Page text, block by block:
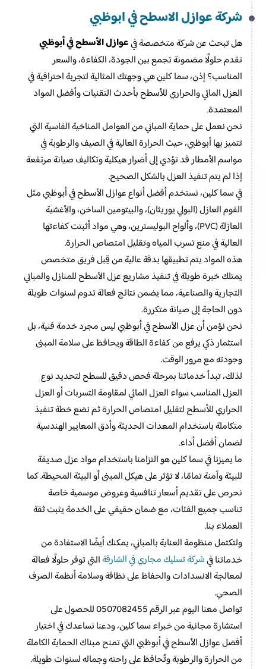
شركة عوازل الاسطح في ابوظبي
هل تبحث عن شركة متخصصة فيعوازل الأسطح في أبوظبي
تقدم حلولًا مضمونة تجمع بين الجودة، الكفاءة، والسعر
المناسب؟ إذن، سما كلين هي وجهتك المثالية لتجربة احترافية في
العزل المائي والحراري للأسطح بأحدث التقنيات وأفضل المواد
المعتمدة.
نحن نعمل على حماية المباني من العوامل المناخية القاسية التي
تتميز بها أبوظبي، حيث الحرارة العالية في الصيف والرطوبة في
مواسم الأمطار قد تؤدي إلى أضرار هيكلية وتكاليف صيانة مرتفعة
إذا لم يتم تنفيذ العزل بالشكل الصحيح.
في سما كلين، نستخدم أفضل أنواع عوازل الأسطح في أبوظبي مثل
الفوم العازل (البولي يوريثان)، والبيتومين الساخن، والأغشية
العازلة (PVC)، وألواح البوليسترين، وهي مواد أثبتت كفاءتها
العالية في منع تسرب المياه وتقليل امتصاص الحرارة.
هذه المواد يتم تطبيقها بدقة عالية من قِبل فريق متخصص
يمتلك خبرة طويلة في تنفيذ مشاريع عزل الأسطح للمنازل والمباني
التجارية والصناعية، مما يضمن نتائج فعالة تدوم لسنوات طويلة
دون الحاجة إلى صيانة متكررة.
نحن نؤمن أن عزل الأسطح في أبوظبي ليس مجرد خدمة فنية، بل
استثمار ذكي يرفع من كفاءة الطاقة ويحافظ على سلامة المبنى
وجودته مع مرور الوقت.
لذلك، تبدأ خدماتنا بمرحلة فحص دقيق للسطح لتحديد نوع
العزل المناسب سواء العزل المائي لمقاومة التسربات أو العزل
الحراري للأسطح لتقليل امتصاص الحرارة ثم نضع خطة تنفيذ
متكاملة باستخدام المعدات الحديثة وأدق المعايير الهندسية
لضمان أفضل أداء.
ما يميزنا في سما كلين هو التزامنا باستخدام مواد عزل صديقة
للبيئة وآمنة تمامًا، لا تؤثر على هيكل المبنى أو البيئة المحيطة. كما
نحرص على تقديم أسعار تنافسية وعروض موسمية خاصة
تناسب جميع الفئات، مع ضمان حقيقي على الخدمة يثبت ثقة
العملاء بنا.
ولتكتمل منظومة العناية بالمباني، يمكنك أيضًا الاستفادة من
خدماتنا فيشركة تسليك مجاري في الشارقةالتي توفر حلولًا فعالة
لمعالجة الانسدادات والحفاظ على نظافة وسلامة أنظمة الصرف
الصحي.
تواصل معنا اليوم عبر الرقم 0507082455 للحصول على
استشارة مجانية من خبراء سما كلين، ودعنا نساعدك في اختيار
أفضل عوازل الأسطح في أبوظبي التي تمنح مبناك الحماية الكاملة
من الحرارة والرطوبة وتُحافظ على راحته وجماله لسنوات طويلة.